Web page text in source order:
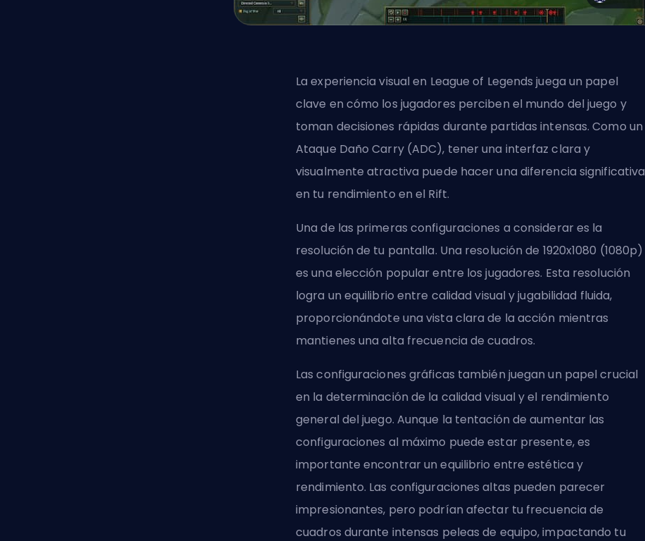
La experiencia visual en League of Legends juega un papel
clave en cómo los jugadores perciben el mundo del juego y
toman decisiones rápidas durante partidas intensas. Como un
Ataque Daño Carry (ADC), tener una interfaz clara y
visualmente atractiva puede hacer una diferencia significativa
en tu rendimiento en el Rift.
Una de las primeras configuraciones a considerar es la
resolución de tu pantalla. Una resolución de 1920x1080 (1080p)
es una elección popular entre los jugadores. Esta resolución
logra un equilibrio entre calidad visual y jugabilidad fluida,
proporcionándote una vista clara de la acción mientras
mantienes una alta frecuencia de cuadros.
Las configuraciones gráficas también juegan un papel crucial
en la determinación de la calidad visual y el rendimiento
general del juego. Aunque la tentación de aumentar las
configuraciones al máximo puede estar presente, es
importante encontrar un equilibrio entre estética y
rendimiento. Las configuraciones altas pueden parecer
impresionantes, pero podrían afectar tu frecuencia de
cuadros durante intensas peleas de equipo, impactando tu